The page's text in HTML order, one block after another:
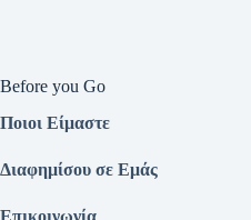
Before you Go
Ποιοι Είμαστε
Διαφημίσου σε Εμάς
Επικοινωνία